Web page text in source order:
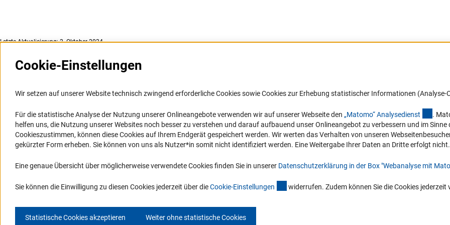
Letzte Aktualisierung: 2. Oktober 2024
Informationssysteme
Portal Wissenschaftliche Integrität
GEPRIS
GEPRIS historisch
RIsources
FAQ
Karriere
Logo und Corporate Design
Vergabeverfahren
mit Behinderungen
Erklärung zur Barrierefreiheit
Barriere melden
in Ihr Mailpostfach oder schauen
die Ausgaben online an.
Zum Newsletter
Cookie-Einstellungen
Wir setzen auf unserer Website technisch zwingend erforderliche Cookies sowie Cookies zur Erhebung statistischer Informationen (Analyse-
Für die statistische Analyse der Nutzung unserer Onlineangebote verwenden wir auf unserer Webseite den „Matomo“ Analysedienst
.
helfen uns, die Nutzung unserer Websites noch besser zu verstehen und darauf aufbauend unser Onlineangebot zu verbessern und im
Cookieszustimmen, können diese Cookies auf Ihrem Endgerät gespeichert werden. Wir werten das Verhalten von unseren
gekürzter Form erheben. Sie können von uns als Nutzer*in somit nicht identifiziert werden. Eine Weitergabe Ihrer Daten an Dritte erfolgt nicht.
Eine genaue Übersicht über möglicherweise verwendete Cookies finden Sie in unserer Datenschutzerklärung in der Box "Webanalyse mit
Sie können die Einwilligung zu diesen Cookies jederzeit über dieCookie-Einstellungen (interner Link)
widerrufen. Zudem können Sie die Cookies
Statistische Cookies akzeptieren Weiter ohne statistische Cookies